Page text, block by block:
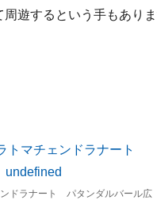
遊するという手もあり
ドラナート パタンダルバール広